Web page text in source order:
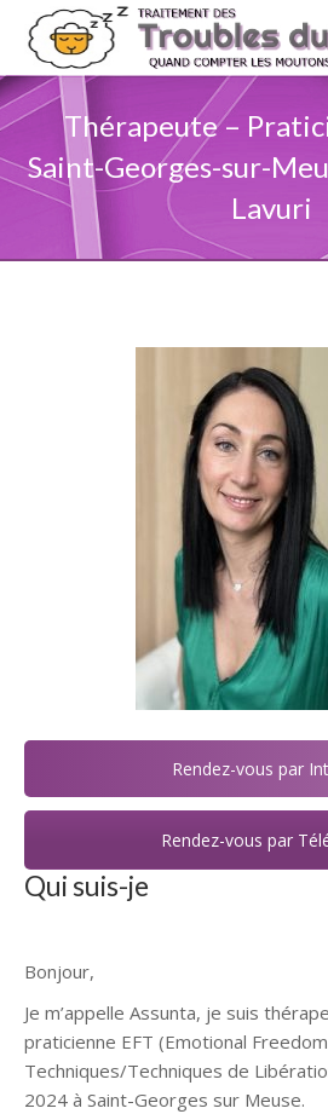
Thérapeute –
Saint-Georges-sur-
Lavuri
Qui suis-je
Bonjour,
Je m’appelle Assunta, je suis
praticienne EFT (Emotional Freedom
Techniques/Techniques de
2024 à Saint-Georges sur Meuse.
Rendez-vous par
Rendez-vous par